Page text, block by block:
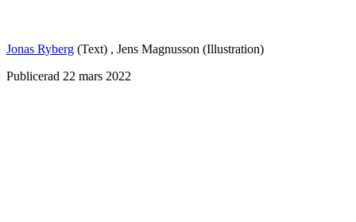
Jonas Ryberg (Text) , Jens Magnusson (Illustration)
Publicerad 22 mars 2022